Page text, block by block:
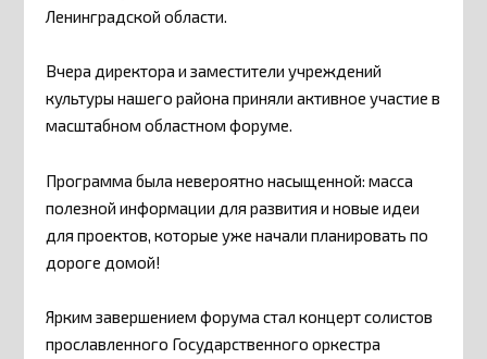
Ленинградской области.
Вчера директора и заместители учреждений
культуры нашего района приняли активное участие в
масштабном областном форуме.
Программа была невероятно насыщенной: масса
полезной информации для развития и новые идеи
для проектов, которые уже начали планировать по
дороге домой!
Ярким завершением форума стал концерт солистов
прославленного Государственного оркестра